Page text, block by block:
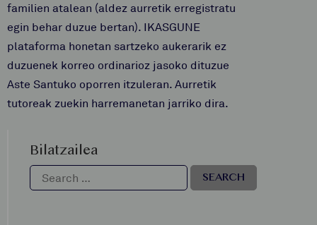
familien atalean (aldez aurretik erregistratu
egin behar duzue bertan). IKASGUNE
plataforma honetan sartzeko aukerarik ez
duzuenek korreo ordinarioz jasoko dituzue
Aste Santuko oporren itzuleran. Aurretik
tutoreak zuekin harremanetan jarriko dira.
Bilatzailea